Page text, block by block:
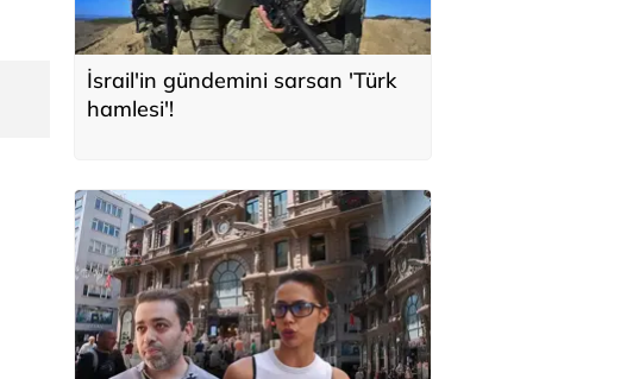
İsrail'in gündemini sarsan 'Türk
hamlesi'!